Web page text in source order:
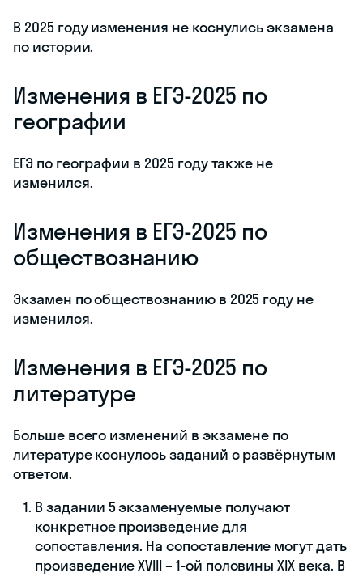
В 2025 году изменения не коснулись экзамена
по истории.
Изменения в ЕГЭ-2025 по
географии
ЕГЭ по географии в 2025 году также не
изменился.
Изменения в ЕГЭ-2025 по
обществознанию
Экзамен по обществознанию в 2025 году не
изменился.
Изменения в ЕГЭ-2025 по
литературе
Больше всего изменений в экзамене по
литературе коснулось заданий с развёрнутым
ответом.
В задании 5 экзаменуемые получают
конкретное произведение для
сопоставления. На сопоставление могут дать
произведение XVIII – 1-ой половины XIX века. В